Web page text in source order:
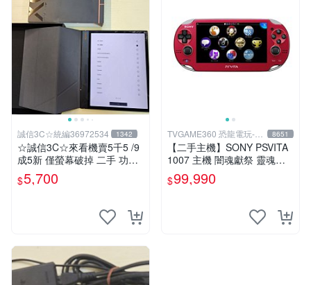
誠信3C☆統編36972534 1342
☆誠信3C☆來看機賣5千5 /9
成5新 僅螢幕破掉 二手 功能
正常 閱讀器 電子書 文石 BO
OX Note Air 3C 也可用各式
$5,700
TVGAME360 恐龍電玩-台
中店
8651
【二手主機】SONY PSVITA
1007 主機 闇魂獻祭 靈魂祭
品 附充電器 USB傳輸線 PS
VITA PSV
$99,990